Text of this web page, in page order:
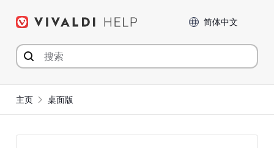
Language
主页 桌面版